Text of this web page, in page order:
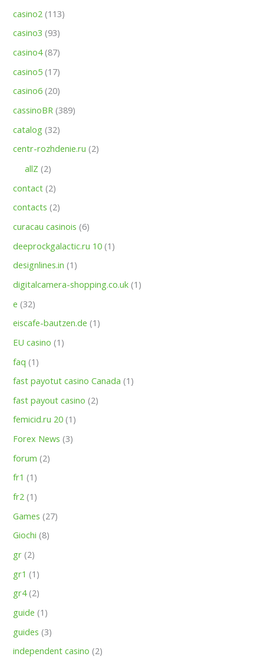
casino2 (113)
casino3 (93)
casino4(87)
casino5 (17)
casino6 (20)
cassinoBR (389)
catalog (32)
centr-rozhdenie.ru (2)
allZ (2)
contact (2)
contacts (2)
curacau casinois (6)
deeprockgalactic.ru 10 (1)
designlines.in (1)
digitalcamera-shopping.co.uk (1)
e (32)
eiscafe-bautzen.de (1)
EU casino (1)
faq (1)
fast payotut casino Canada (1)
fast payout casino (2)
femicid.ru 20 (1)
Forex News (3)
forum (2)
fr1 (1)
fr2 (1)
Games (27)
Giochi (8)
gr (2)
gr1 (1)
gr4(2)
guide (1)
guides (3)
independent casino (2)